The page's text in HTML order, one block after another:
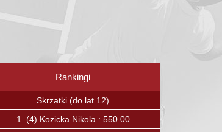
Rankingi
Skrzaty (do lat 12)
1.(15)Boguc Jan: 375.00
Poprzedni